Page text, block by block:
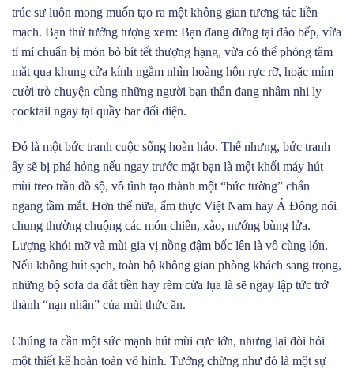
trúc sư luôn mong muốn tạo ra một không gian tương tác liền
mạch. Bạn thử tưởng tượng xem: Bạn đang đứng tại đảo bếp, vừa
tỉ mỉ chuẩn bị món bò bít tết thượng hạng, vừa có thể phóng tầm
mắt qua khung cửa kính ngắm nhìn hoàng hôn rực rỡ, hoặc mỉm
cười trò chuyện cùng những người bạn thân đang nhâm nhi ly
cocktail ngay tại quầy bar đối diện.
Đó là một bức tranh cuộc sống hoàn hảo. Thế nhưng, bức tranh
ấy sẽ bị phá hỏng nếu ngay trước mặt bạn là một khối máy hút
mùi treo trần đồ sộ, vô tình tạo thành một “bức tường” chắn
ngang tầm mắt. Hơn thế nữa, ẩm thực Việt Nam hay Á Đông nói
chung thường chuộng các món chiên, xào, nướng bùng lửa.
Lượng khói mỡ và mùi gia vị nồng đậm bốc lên là vô cùng lớn.
Nếu không hút sạch, toàn bộ không gian phòng khách sang trọng,
những bộ sofa da đắt tiền hay rèm cửa lụa là sẽ ngay lập tức trở
thành “nạn nhân” của mùi thức ăn.
Chúng ta cần một sức mạnh hút mùi cực lớn, nhưng lại đòi hỏi
một thiết kế hoàn toàn vô hình. Tưởng chừng như đó là một sự